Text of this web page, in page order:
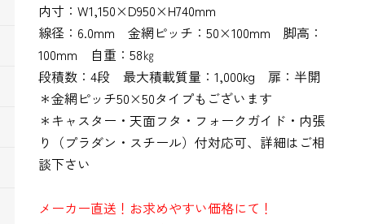
内寸：W1,150×D950×H740mm
線径：6.0mm 金網ピッチ：50×100mm 脚高：
100mm 自重：58㎏
段積数：4段 最大積載質量：1,000kg 扉：半開
＊金網ピッチ50×50タイプもございます
＊キャスター・天面フタ・フォークガイド・内張
り（プラダン・スチール）付対応可、詳細はご相
談下さい
メーカー直送！お求めやすい価格にて！